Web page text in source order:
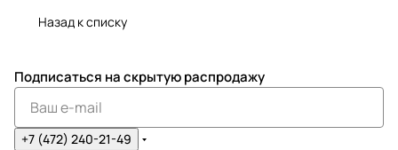
Назад к списку
Подписаться на скрытую распродажу
+7 (472) 240-21-49